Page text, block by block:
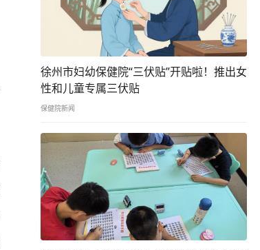
徐州市妇幼保健院“三伏贴”开贴啦！推出女
性和儿童专属三伏贴
保健院新闻